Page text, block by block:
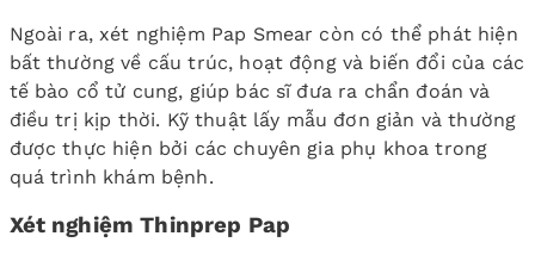
Ngoài ra, xét nghiệm Pap Smear còn có thể phát hiện
bất thường về cấu trúc, hoạt động và biến đổi của các
tế bào cổ tử cung, giúp bác sĩ đưa ra chẩn đoán và
điều trị kịp thời. Kỹ thuật lấy mẫu đơn giản và thường
được thực hiện bởi các chuyên gia phụ khoa trong
quá trình khám bệnh.
Xét nghiệm Thinprep Pap